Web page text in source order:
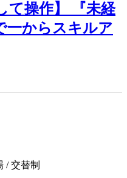
て操作】 『未経
一からスキルア
/ 交替制